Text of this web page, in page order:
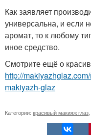
Как заявляет
универсальна, и если
аромат, то к любому
иное средство.
Смотрите ещё о
http://
makiyazh-glaz
Категории: красивый макияж глаз